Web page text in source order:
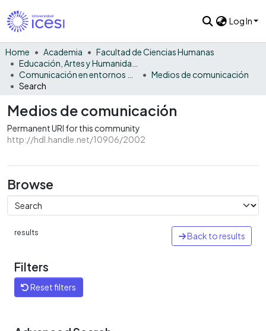
Log In
Home Academia
Facultad de Ciencias Humanas
Medios de comunicación
Search
Medios de comunicación
Permanent URI for this community
http://hdl.handle.net/10906/2002
Browse
results Back to results
Filters
Reset filters